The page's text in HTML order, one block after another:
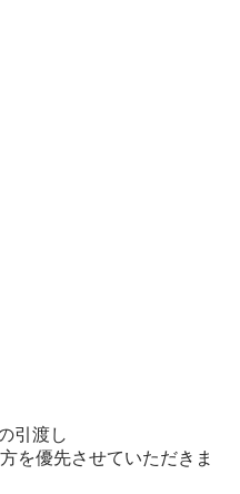
引渡し
を優先させていただきま